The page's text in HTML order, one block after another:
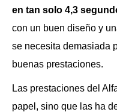
en tan solo 4,3
con un buen diseño y
se necesita demasiada
buenas prestaciones.
Las prestaciones del
papel, sino que las ha